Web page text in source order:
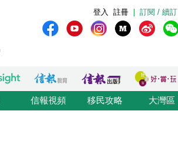
訂閱 / 續訂
註冊
登入
信報視頻 移民攻略 大灣區